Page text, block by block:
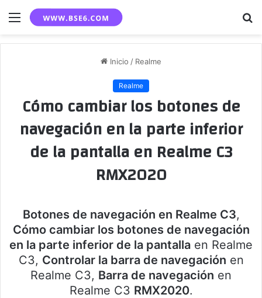
Menú
Inicio / Realme
Realme
Cómo cambiar los botones de
navegación en la parte inferior
de la pantalla en Realme C3
RMX2020
Botones de navegación en Realme C3,
Cómo cambiar los botones de navegación
en la parte inferior de la pantalla en Realme
C3, Controlar la barra de navegación en
Realme C3, Barra de navegación en
Realme C3 RMX2020.